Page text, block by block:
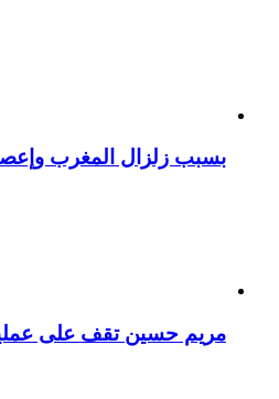
بسبب زلزال المغرب
مريم حسين تقف على عملية